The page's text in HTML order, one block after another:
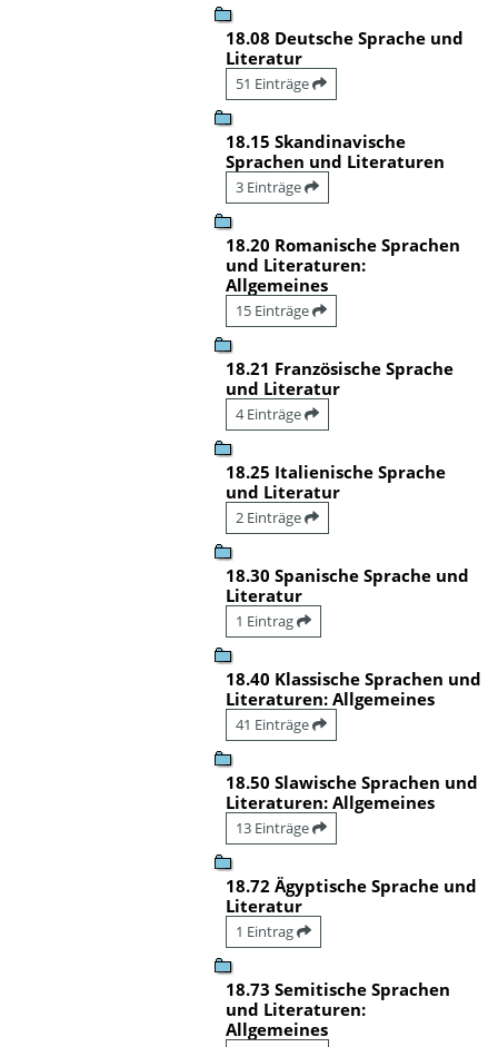
18.08 Deutsche Sprache und
Literatur
51 Einträge
18.15 Skandinavische
Sprachen und Literaturen
3 Einträge
18.20 Romanische Sprachen
und Literaturen:
Allgemeines
15 Einträge
18.21 Französische Sprache
und Literatur
4 Einträge
18.25 Italienische Sprache
und Literatur
2 Einträge
18.30 Spanische Sprache und
Literatur
1 Eintrag
18.40 Klassische Sprachen und
Literaturen: Allgemeines
41 Einträge
18.50 Slawische Sprachen und
Literaturen: Allgemeines
13 Einträge
18.72 Ägyptische Sprache und
Literatur
1 Eintrag
18.73 Semitische Sprachen
und Literaturen:
Allgemeines